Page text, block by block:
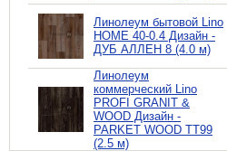
Линолеум бытовой Lino
HOME 40-0.4 Дизайн -
ДУБ АЛЛЕН 8 (4.0 м)
Линолеум
коммерческий Lino
PROFI GRANIT &
WOOD Дизайн -
PARKET WOOD TT99
(2.5 м)